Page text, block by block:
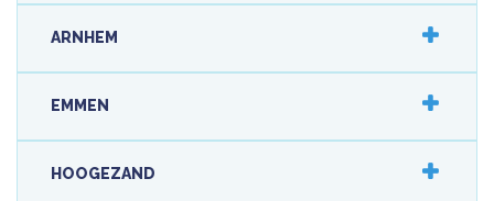
ARNHEM
EMMEN
HOOGEZAND